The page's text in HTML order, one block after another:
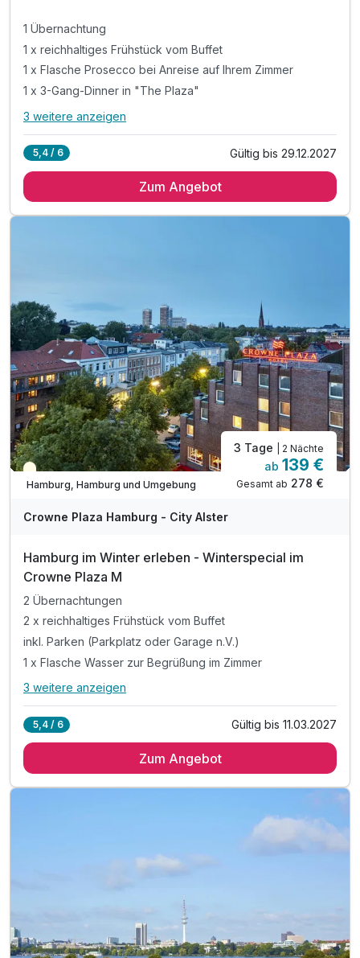
1 Übernachtung
1 x reichhaltiges Frühstück vom Buffet
1 x Flasche Prosecco bei Anreise auf Ihrem Zimmer
1 x 3-Gang-Dinner in "The Plaza"
Alle Inklusivleistungen
1 x reichhaltiges Frühstück vom Buffet
3 weitere anzeigen
5,4 / 6 Gültig bis 29.12.2027
Zum Angebot
WAR
202
Saisonal verfügbar
Hamburg, Hamburg und Umgebung
3 Tage | 2 Nächte
ab 139 €
Gesamt ab 278 €
Crowne Plaza Hamburg - City Alster
Hamburg im Winter erleben - Winterspecial im
Crowne Plaza M
2 Übernachtungen
2 x reichhaltiges Frühstück vom Buffet
inkl. Parken (Parkplatz oder Garage n.V.)
1 x Flasche Wasser zur Begrüßung im Zimmer
Alle Inklusivleistungen
2 x reichhaltiges Frühstück vom Buffet
inkl. Tee- & Kaffee Zubereiter auf dem Zimmer
3 weitere anzeigen
5,4 / 6 Gültig bis 11.03.2027
Zum Angebot